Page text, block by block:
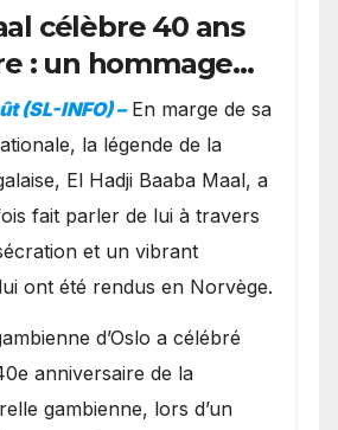
célèbre 40 ans
: un hommage
à Oslo en
de la famille
(SL-INFO) – ​En marge de sa
la légende de la
El Hadji Baaba Maal, a
fait parler de lui à travers
et un vibrant
ont été rendus en Norvège.
d’Oslo a célébré
anniversaire de la
gambienne, lors d’un